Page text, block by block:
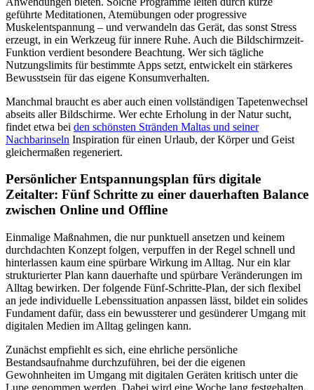
geführte Meditationen, Atemübungen oder progressive
Muskelentspannung – und verwandeln das Gerät, das sonst Stress
erzeugt, in ein Werkzeug für innere Ruhe. Auch die Bildschirmzeit-
Funktion verdient besondere Beachtung. Wer sich tägliche
Nutzungslimits für bestimmte Apps setzt, entwickelt ein stärkeres
Bewusstsein für das eigene Konsumverhalten.
Manchmal braucht es aber auch einen vollständigen Tapetenwechsel
abseits aller Bildschirme. Wer echte Erholung in der Natur sucht,
findet etwa bei den schönsten Stränden Maltas und seiner
Nachbarinseln Inspiration für einen Urlaub, der Körper und Geist
gleichermaßen regeneriert.
Persönlicher Entspannungsplan fürs digitale
Zeitalter: Fünf Schritte zu einer dauerhaften Balance
zwischen Online und Offline
Einmalige Maßnahmen, die nur punktuell ansetzen und keinem
durchdachten Konzept folgen, verpuffen in der Regel schnell und
hinterlassen kaum eine spürbare Wirkung im Alltag. Nur ein klar
strukturierter Plan kann dauerhafte und spürbare Veränderungen im
Alltag bewirken. Der folgende Fünf-Schritte-Plan, der sich flexibel
an jede individuelle Lebenssituation anpassen lässt, bildet ein solides
Fundament dafür, dass ein bewussterer und gesünderer Umgang mit
digitalen Medien im Alltag gelingen kann.
Zunächst empfiehlt es sich, eine ehrliche persönliche
Bestandsaufnahme durchzuführen, bei der die eigenen
Gewohnheiten im Umgang mit digitalen Geräten kritisch unter die